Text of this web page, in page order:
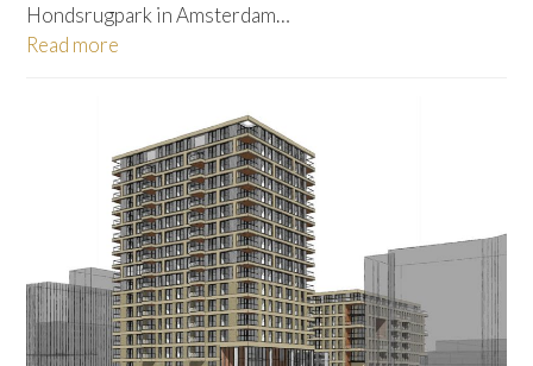
Hondsrugpark in Amsterdam…
Read more